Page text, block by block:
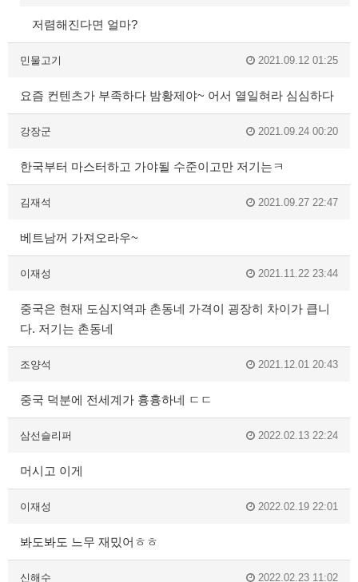
저렴해진다면 얼마?
민물고기 2021.09.12 01:25
요즘 컨텐츠가 부족하다 밤황제야~ 어서 열일혀라 심심하다
강장군 2021.09.24 00:20
한국부터 마스터하고 가야될 수준이고만 저기는ㅋ
김재석 2021.09.27 22:47
베트남꺼 가져오라우~
이재성 2021.11.22 23:44
중국은 현재 도심지역과 촌동네 가격이 굉장히 차이가 큽니
다. 저기는 촌동네
조양석 2021.12.01 20:43
중국 덕분에 전세계가 흉흉하네 ㄷㄷ
삼선슬리퍼 2022.02.13 22:24
머시고 이게
이재성 2022.02.19 22:01
봐도봐도 느무 재밌어ㅎㅎ
신해수 2022.02.23 11:02